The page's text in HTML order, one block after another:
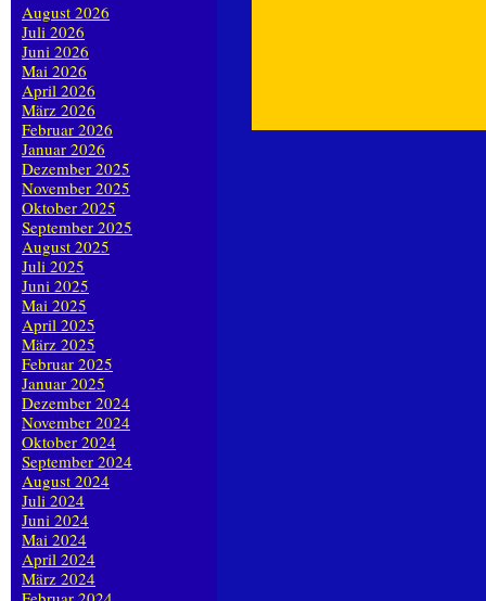
August 2026
Juli 2026
Juni 2026
Mai 2026
April 2026
März 2026
Februar 2026
Januar 2026
Dezember 2025
November 2025
Oktober 2025
September 2025
August 2025
Juli 2025
Juni 2025
Mai 2025
April 2025
März 2025
Februar 2025
Januar 2025
Dezember 2024
November 2024
Oktober 2024
September 2024
August 2024
Juli 2024
Juni 2024
Mai 2024
April 2024
März 2024